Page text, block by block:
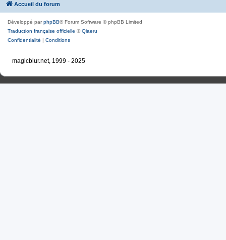
Accueil du forum
Développé parphpBB® Forum Software © phpBB Limited
Traduction française officielle ©Qiaeru
Confidentialité | Conditions
magicblur.net, 1999 - 2025